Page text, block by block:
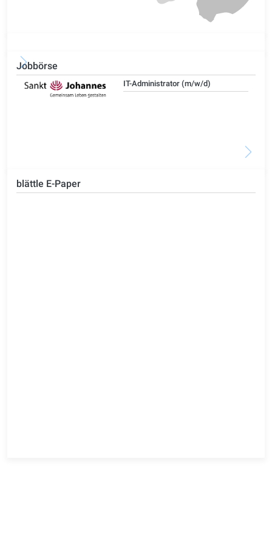
Jobbörse
IT-Administrator (m/w/d)
blättle E-Paper